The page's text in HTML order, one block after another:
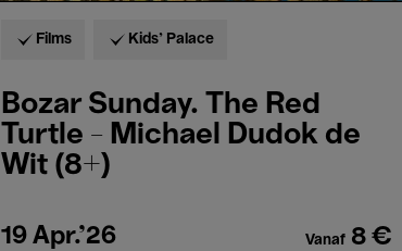
Films Kids’ Palace
Bozar Sunday. The Red
Turtle - Michael Dudok de
Wit (8+)
19 Apr.'26 Vanaf 8 €